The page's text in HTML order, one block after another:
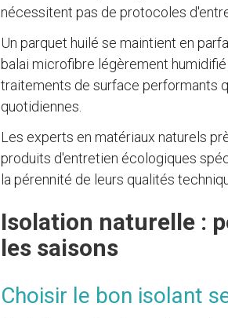
nécessitent pas de protocoles
Un parquet huilé se maintient en
balai microfibre légèrement
traitements de surface performants
quotidiennes.
Les experts en matériaux naturels
produits d'entretien écologiques
la pérennité de leurs qualités
Isolation naturelle :
les saisons
Choisir le bon isolant